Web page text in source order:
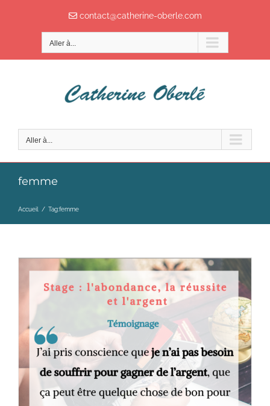
contact@catherine-oberle.com
Aller à...
Aller à...
femme
Accueil / Tag:femme